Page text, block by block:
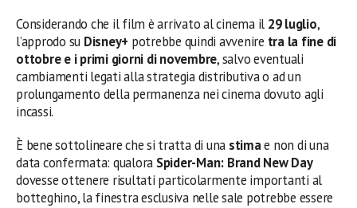
Considerando che il film è arrivato al cinema il 29 luglio,
l’approdo su Disney+ potrebbe quindi avvenire tra la fine di
ottobre e i primi giorni di novembre, salvo eventuali
cambiamenti legati alla strategia distributiva o ad un
prolungamento della permanenza nei cinema dovuto agli
incassi.
È bene sottolineare che si tratta di una stimae non di una
data confermata: qualora Spider-Man: Brand New Day
dovesse ottenere risultati particolarmente importanti al
botteghino, la finestra esclusiva nelle sale potrebbe essere